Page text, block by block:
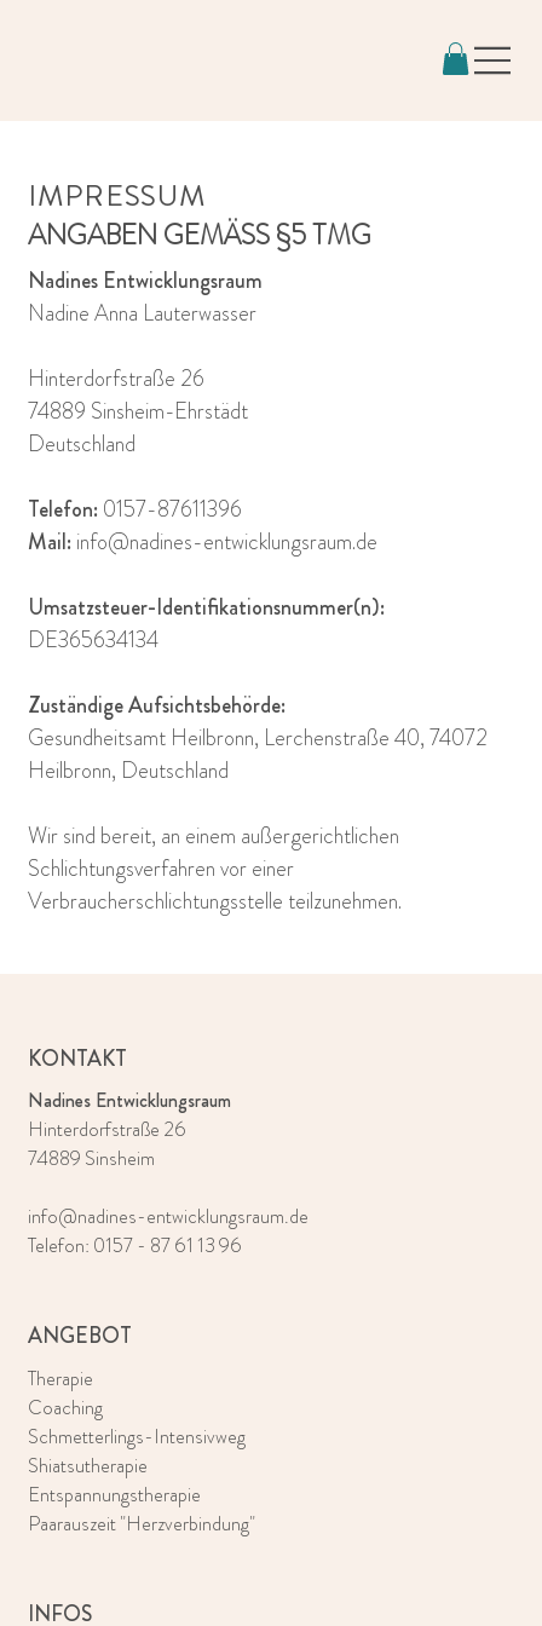
IMPRESSUM
ANGABEN GEMÄSS §5 TMG
Nadines Entwicklungsraum
Nadine Anna Lauterwasser
Hinterdorfstraße 26
74889 Sinsheim-Ehrstädt
Deutschland
Telefon: 0157-87611396
Mail: info@nadines-entwicklungsraum.de
Umsatzsteuer-Identifikationsnummer(n):
DE365634134
Zuständige Aufsichtsbehörde:
Gesundheitsamt Heilbronn, Lerchenstraße 40, 74072
Heilbronn, Deutschland
Wir sind bereit, an einem außergerichtlichen
Schlichtungsverfahren vor einer
Verbraucherschlichtungsstelle teilzunehmen.
KONTAKT
Nadines Entwicklungsraum
Hinterdorfstraße 26
74889 Sinsheim
info@nadines-entwicklungsraum.de
Telefon: 0157 - 87 61 13 96
ANGEBOT
Therapie
Coaching
Schmetterlings-Intensivweg
Shiatsutherapie
Entspannungstherapie
Paarauszeit "Herzverbindung"
INFOS